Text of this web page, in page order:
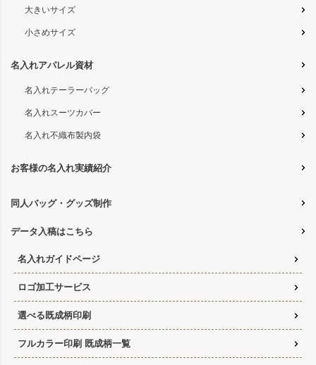
大きいサイズ
小さめサイズ
名入れアパレル資材
名入れテーラーバッグ
名入れスーツカバー
名入れ不織布製内袋
お客様の名入れ実績紹介
同人バッグ・グッズ制作
データ入稿はこちら
名入れガイドページ
ロゴ加工サービス
選べる既成柄印刷
フルカラー印刷 既成柄一覧